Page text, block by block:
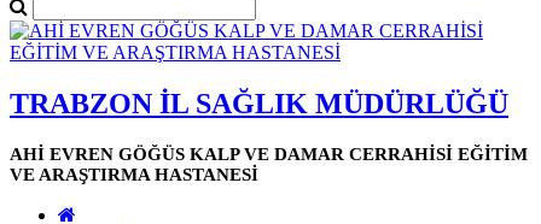
TRABZON İL SAĞLIK MÜDÜRLÜĞÜ
AHİ EVREN GÖĞÜS KALP VE DAMAR CERRAHİSİ EĞİTİM
VE ARAŞTIRMA HASTANESİ